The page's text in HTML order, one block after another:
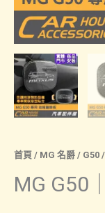
首頁 / MG 名爵 / G50
MG G50